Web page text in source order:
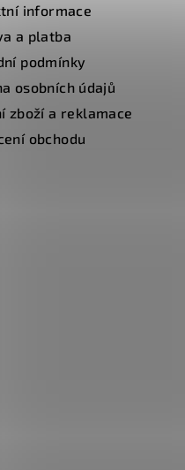
informace
a platba
podmínky
osobních údajů
zboží a reklamace
obchodu